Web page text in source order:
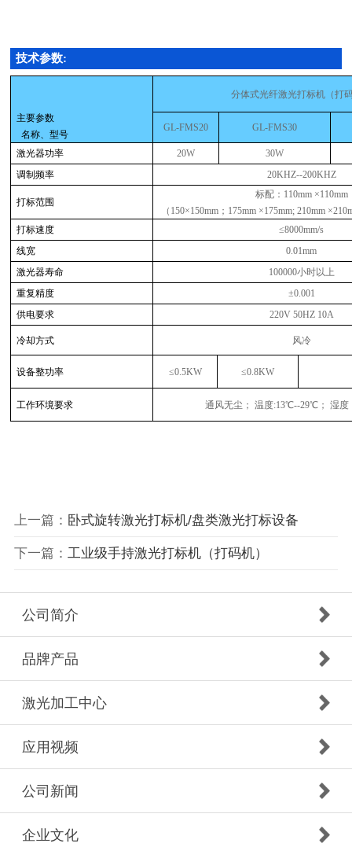
技术参数:
主要参数
名称、型号
分体式光纤激光打标机（打
GL-FMS20 GL-FMS30
激光器功率 20W
30W
调制频率
20KHZ--200KHZ
打标范围
标配：110mm ×110mm
（150×150mm ；175mm ×175mm; 210mm
打标速度
≤8000mm/s
线宽
0.01mm
激光器寿命
100000小时以上
重复精度
±0.001
供电要求
220V 50HZ 10A
冷却方式 风冷
设备整功率 ≤0.5KW ≤0.8KW
工作环境要求 通风无尘； 温度:13℃--29℃； 湿度
上一篇： 卧式旋转激光打标机/盘类激光打标设备
下一篇： 工业级手持激光打标机（打码机）
公司简介
品牌产品
激光加工中心
应用视频
公司新闻
企业文化